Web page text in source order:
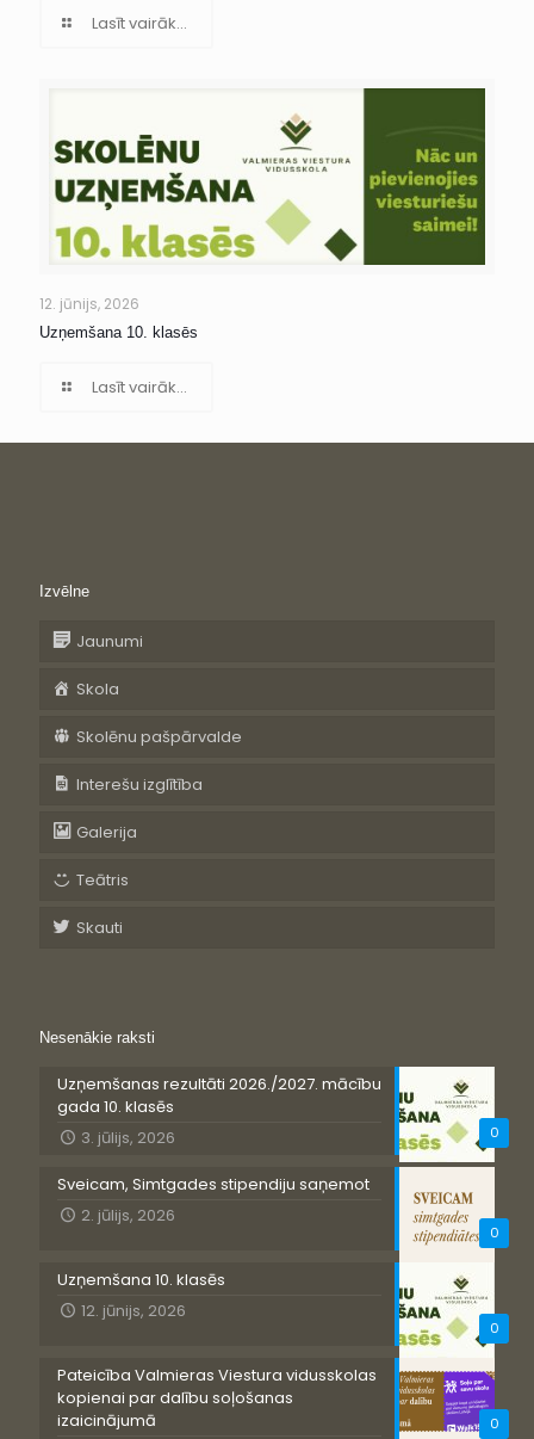
Lasīt vairāk...
12. jūnijs, 2026
Uzņemšana 10. klasēs
Lasīt vairāk...
Izvēlne
Jaunumi
Skola
Skolēnu pašpārvalde
Interešu izglītība
Galerija
Teātris
Skauti
Nesenākie raksti
0
Uzņemšanas rezultāti 2026./2027. mācību
gada 10. klasēs
3. jūlijs, 2026
0
Sveicam, Simtgades stipendiju saņemot
2. jūlijs, 2026
0
Uzņemšana 10. klasēs
12. jūnijs, 2026
0
Pateicība Valmieras Viestura vidusskolas
kopienai par dalību soļošanas
izaicinājumā